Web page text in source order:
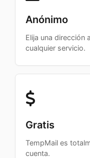
Anónimo
Elija una dirección
cualquier servicio.
Gratis
TempMail es
cuenta.